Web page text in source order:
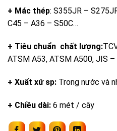
+ Mác thép: S355JR –
C45 – A36 – S50C…
+ Tiêu chuẩn chất lượng:
ATSM A53, ATSM A500, JIS
+ Xuất xứ sp: Trong nước và
+ Chiều dài: 6 mét / cây